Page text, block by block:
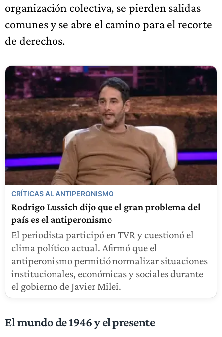
organización colectiva, se pierden salidas
comunes y se abre el camino para el recorte
de derechos.
CRÍTICAS AL ANTIPERONISMO
Rodrigo Lussich dijo que el gran problema del
país es el antiperonismo
El periodista participó en TVR y cuestionó el
clima político actual. Afirmó que el
antiperonismo permitió normalizar situaciones
institucionales, económicas y sociales durante
el gobierno de Javier Milei.
El mundo de 1946 y el presente